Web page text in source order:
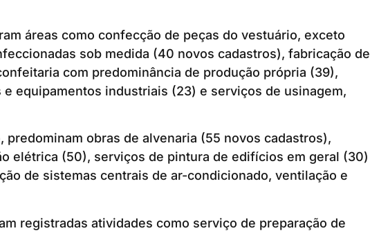
áreas como confecção de peças do vestuário, exceto
sob medida (40 novos cadastros), fabricação de
com predominância de produção própria (39),
e equipamentos industriais (23) e serviços de usinagem,
predominam obras de alvenaria (55 novos cadastros),
elétrica (50), serviços de pintura de edifícios em geral (30)
de sistemas centrais de ar-condicionado, ventilação e
registradas atividades como serviço de preparação de